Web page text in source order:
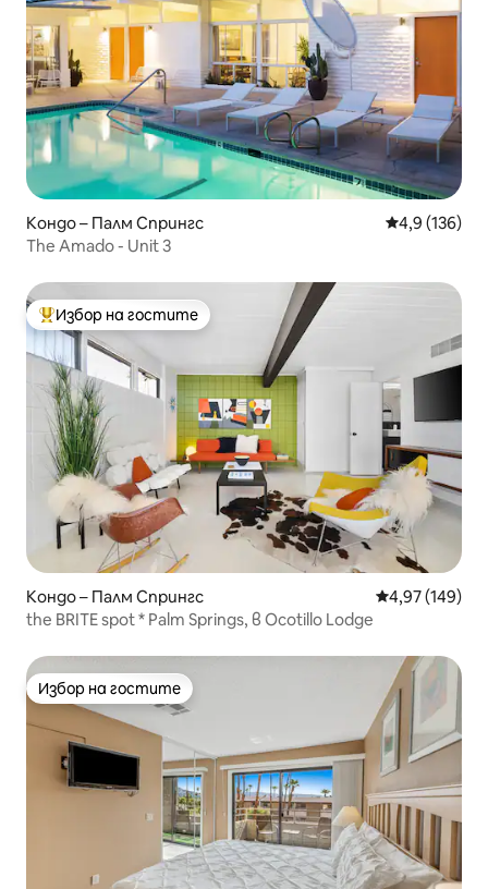
Кондо – Палм Спрингс Средна
4,9 (136)
The Amado - Unit 3
Най-популярен избор на гостите
Избор на гостите
Кондо – Палм Спрингс Средна
4,97 (149)
the BRITE spot * Palm Springs, в Ocotillo Lodge
Избор на гостите
Избор на гостите